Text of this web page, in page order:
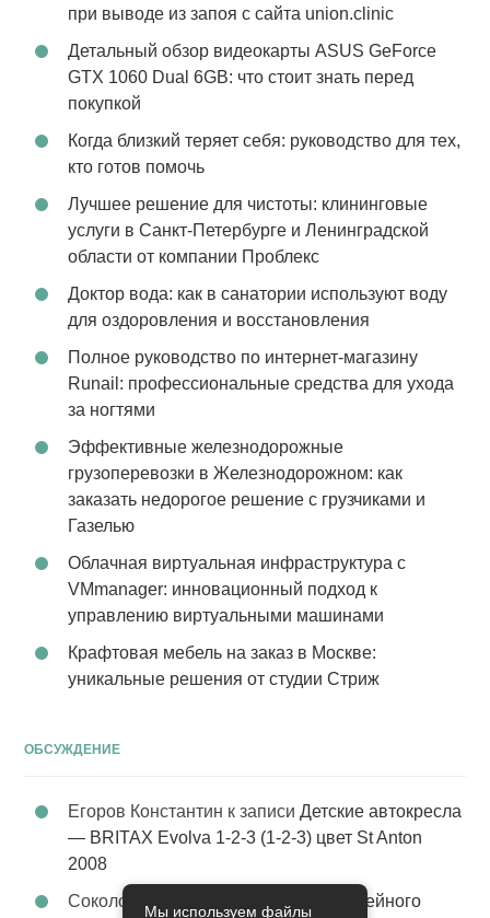
при выводе из запоя с сайта union.clinic
Детальный обзор видеокарты ASUS GeForce
GTX 1060 Dual 6GB: что стоит знать перед
покупкой
Когда близкий теряет себя: руководство для тех,
кто готов помочь
Лучшее решение для чистоты: клининговые
услуги в Санкт-Петербурге и Ленинградской
области от компании Проблекс
Доктор вода: как в санатории используют воду
для оздоровления и восстановления
Полное руководство по интернет-магазину
Runail: профессиональные средства для ухода
за ногтями
Эффективные железнодорожные
грузоперевозки в Железнодорожном: как
заказать недорогое решение с грузчиками и
Газелью
Облачная виртуальная инфраструктура с
VMmanager: инновационный подход к
управлению виртуальными машинами
Крафтовая мебель на заказ в Москве:
уникальные решения от студии Стриж
ОБСУЖДЕНИЕ
Егоров Константин к записиДетские автокресла
— BRITAX Evolva 1-2-3 (1-2-3) цвет St Anton
2008
Соколова Эльза
Услуги семейного
Мы используем файлы